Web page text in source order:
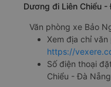
Dương đi Liên Chiểu -
Văn phòng xe Bảo
Xem địa chỉ
https://
Số điện thoại
Chiểu - Đà